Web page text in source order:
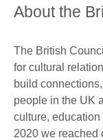
About the
The British
for cultural
build
people in the UK
culture,
2020 we reached